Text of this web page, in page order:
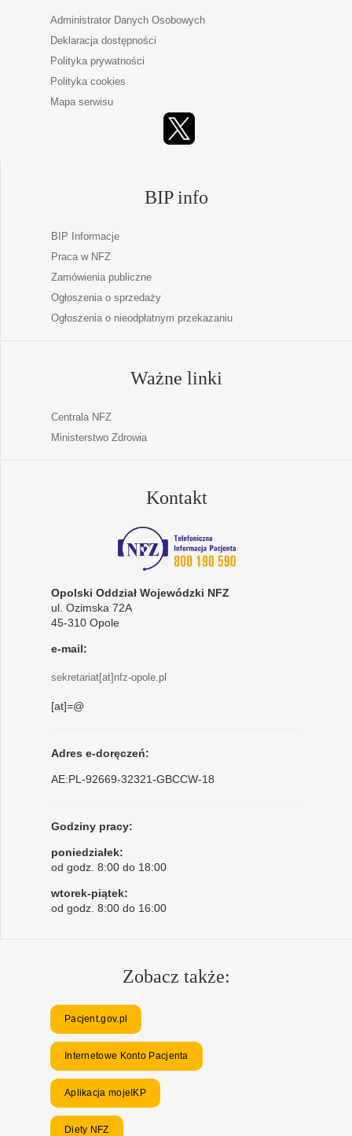
Administrator Danych Osobowych
Deklaracja dostępności
Polityka prywatności
Polityka cookies
Mapa serwisu
BIP info
BIP Informacje
Praca w NFZ
Zamówienia publiczne
Ogłoszenia o sprzedaży
Ogłoszenia o nieodpłatnym przekazaniu
Ważne linki
Centrala NFZ
Ministerstwo Zdrowia
Kontakt
Opolski Oddział Wojewódzki NFZ
ul. Ozimska 72A
45-310 Opole
e-mail:
sekretariat[at]nfz-opole.pl
[at]=@
Adres e-doręczeń:
AE:PL-92669-32321-GBCCW-18
Godziny pracy:
poniedziałek:
od godz. 8:00 do 18:00
wtorek-piątek:
od godz. 8:00 do 16:00
Zobacz także:
Pacjent.gov.pl
Internetowe Konto Pacjenta
Aplikacja mojeIKP
Diety NFZ